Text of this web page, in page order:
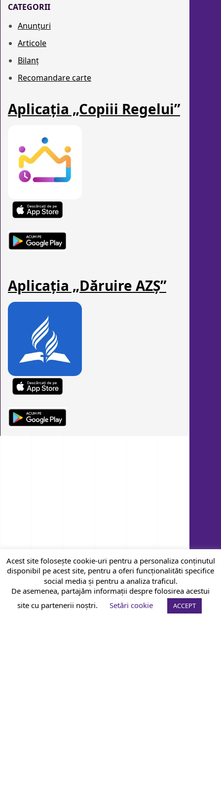
CATEGORII
Anunțuri
Articole
Bilanț
Recomandare carte
Aplicația „Copiii Regelui”
Aplicația „Dăruire AZȘ”
Acest site folosește cookie-uri pentru a personaliza conținutul
disponibil pe acest site, pentru a oferi funcționalităti specifice
social media și pentru a analiza traficul.
De asemenea, partajăm informații despre folosirea acestui
site cu partenerii noștri.
Setări cookie ACCEPT